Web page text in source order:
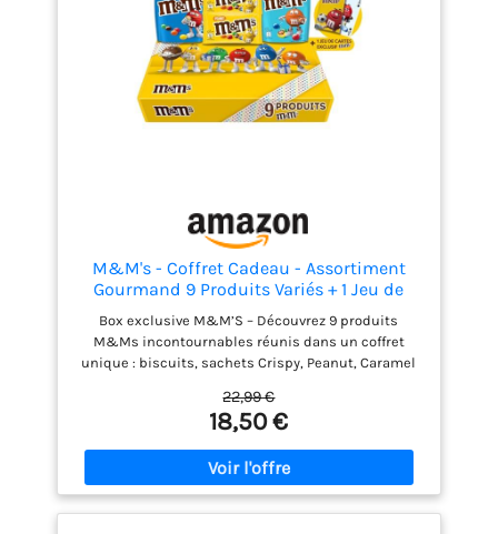
M&M's - Coffret Cadeau - Assortiment
Gourmand 9 Produits Variés + 1 Jeu de
cartes M&M's Exclusif | Chocolats,
Biscuits, Crispy, Peanut, Caramel Salé &
Minis - Idée Cadeau Anniversaire, Fêtes,
Pâques
Box exclusive M&M’S – Découvrez 9 produits
M&Ms incontournables réunis dans un coffret
unique : biscuits, sachets Crispy, Peanut, Caramel
prêt à offrir pour les fans de chocolat :
anniversaires, fêtes, Noël ou simple plaisir à
partager. Variété de saveurs – Croquant, fondant ou
croustillant : retrouvez toute la diversité M&M’s en
un seul pack. Format pratique – Des sachets
individuels faciles à emporter, idéals pour le
22,99 €
18,50 €